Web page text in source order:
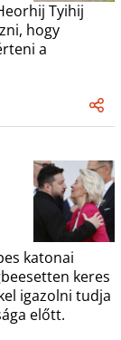
Tyihij
hogy
a
katonai
keres
igazolni tudja
előtt.